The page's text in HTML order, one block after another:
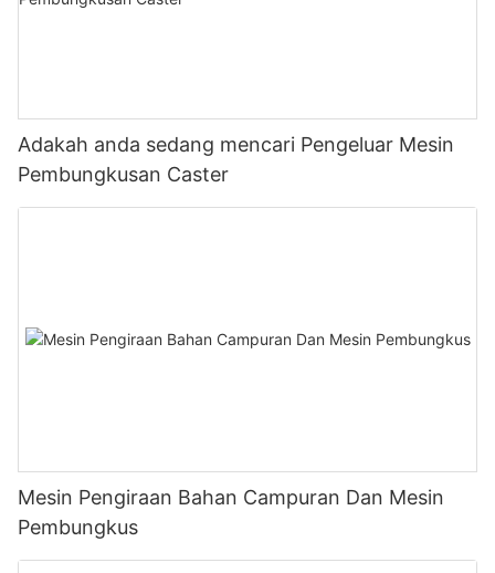
Adakah anda sedang mencari Pengeluar Mesin
Pembungkusan Caster
Mesin Pengiraan Bahan Campuran Dan Mesin
Pembungkus